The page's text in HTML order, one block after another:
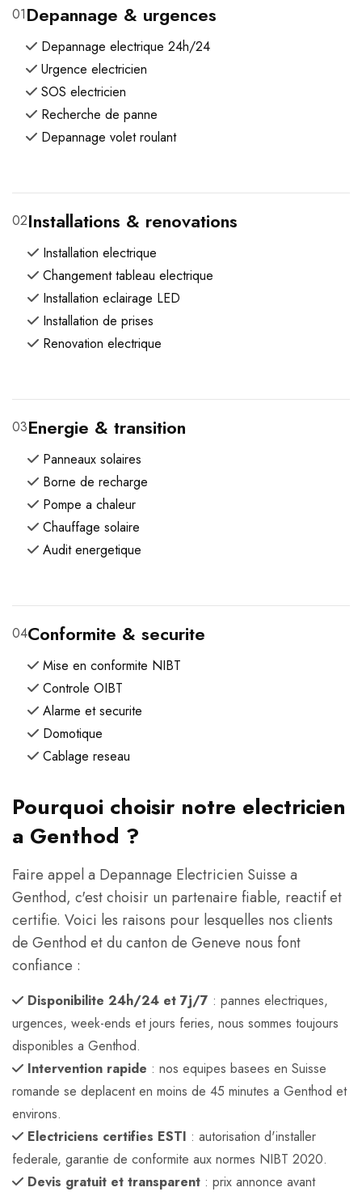
01Depannage & urgences
Depannage electrique 24h/24
Urgence electricien
SOS electricien
Recherche de panne
Depannage volet roulant
02Installations & renovations
Installation electrique
Changement tableau electrique
Installation eclairage LED
Installation de prises
Renovation electrique
03Energie & transition
Panneaux solaires
Borne de recharge
Pompe a chaleur
Chauffage solaire
Audit energetique
04Conformite & securite
Mise en conformite NIBT
Controle OIBT
Alarme et securite
Domotique
Cablage reseau
Pourquoi choisir notre electricien
a Genthod ?
Faire appel a Depannage Electricien Suisse a
Genthod, c'est choisir un partenaire fiable, reactif et
certifie. Voici les raisons pour lesquelles nos clients
de Genthod et du canton de Geneve nous font
confiance :
Disponibilite 24h/24 et 7j/7 : pannes electriques,
urgences, week-ends et jours feries, nous sommes toujours
disponibles a Genthod.
Intervention rapide : nos equipes basees en Suisse
romande se deplacent en moins de 45 minutes a Genthod et
environs.
Electriciens certifies ESTI : autorisation d'installer
federale, garantie de conformite aux normes NIBT 2020.
Devis gratuit et transparent : prix annonce avant